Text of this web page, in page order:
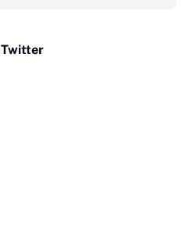
Twitter